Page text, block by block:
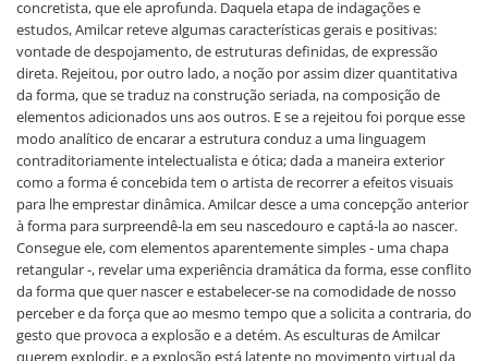
concretista, que ele aprofunda. Daquela etapa de indagações e
estudos, Amilcar reteve algumas características gerais e positivas:
vontade de despojamento, de estruturas definidas, de expressão
direta. Rejeitou, por outro lado, a noção por assim dizer quantitativa
da forma, que se traduz na construção seriada, na composição de
elementos adicionados uns aos outros. E se a rejeitou foi porque esse
modo analítico de encarar a estrutura conduz a uma linguagem
contraditoriamente intelectualista e ótica; dada a maneira exterior
como a forma é concebida tem o artista de recorrer a efeitos visuais
para lhe emprestar dinâmica. Amilcar desce a uma concepção anterior
à forma para surpreendê-la em seu nascedouro e captá-la ao nascer.
Consegue ele, com elementos aparentemente simples - uma chapa
retangular -, revelar uma experiência dramática da forma, esse conflito
da forma que quer nascer e estabelecer-se na comodidade de nosso
perceber e da força que ao mesmo tempo que a solicita a contraria, do
gesto que provoca a explosão e a detém. As esculturas de Amilcar
querem explodir, e a explosão está latente no movimento virtual da